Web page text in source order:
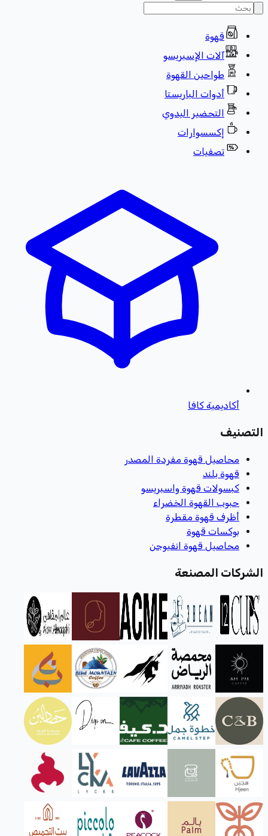
قهوة
آلات الإسبريسو
طواحين القهوة
أدوات الباريستا
التحضير اليدوي
إكسسوارات
تصفيات
أكاديمية كافا
التصنيف
محاصيل قهوة مفردة المصدر
قهوة بلند
كبسولات قهوة واسبريسو
حبوب القهوة الخضراء
أظرف قهوة مقطرة
بوكسات قهوة
محاصيل قهوة انفيوجن
الشركات المصنعة